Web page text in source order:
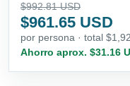
$992.81 USD
$961.65 USD
por persona · total
Ahorro aprox. $31.16